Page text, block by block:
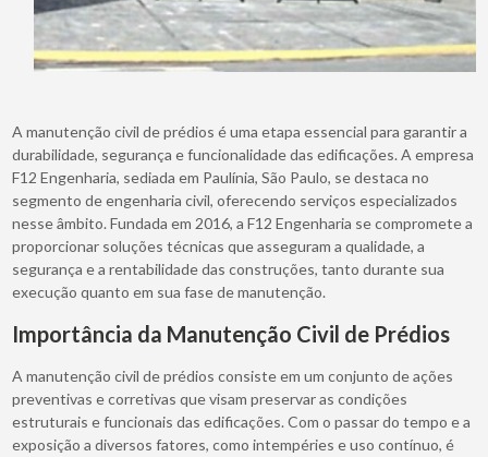
A manutenção civil de prédios é uma etapa essencial para garantir a
durabilidade, segurança e funcionalidade das edificações. A empresa
F12 Engenharia, sediada em Paulínia, São Paulo, se destaca no
segmento de engenharia civil, oferecendo serviços especializados
nesse âmbito. Fundada em 2016, a F12 Engenharia se compromete a
proporcionar soluções técnicas que asseguram a qualidade, a
segurança e a rentabilidade das construções, tanto durante sua
execução quanto em sua fase de manutenção.
Importância da Manutenção Civil de Prédios
A manutenção civil de prédios consiste em um conjunto de ações
preventivas e corretivas que visam preservar as condições
estruturais e funcionais das edificações. Com o passar do tempo e a
exposição a diversos fatores, como intempéries e uso contínuo, é